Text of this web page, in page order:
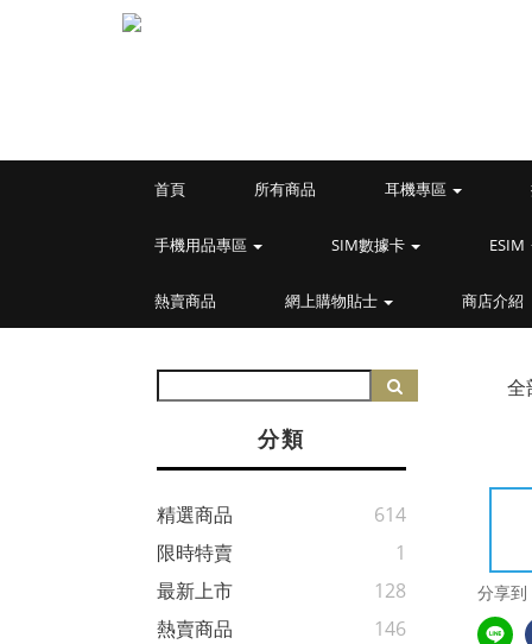
首頁 所有商品 耳機專區
手機用品專區 SIM數據卡 ESIM
熱賣商品 網上購物貼士 商店介紹
分類
精選商品
614
限時特賣
1
最新上市
128
熱賣商品
146
全
分享到